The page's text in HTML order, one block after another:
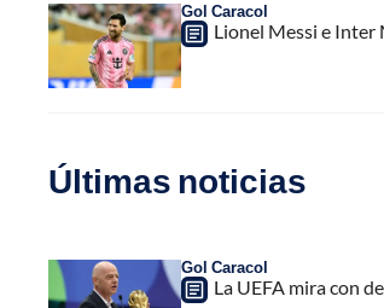
Gol Caracol
Lionel Messi e Inter
Últimas noticias
Gol Caracol
La UEFA mira con